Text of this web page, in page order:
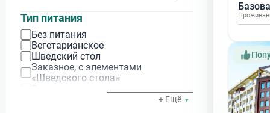
Серноводское
Адыгея
Красный Мост
Северная Осетия
Верхний Фиагдон
Рядом с курортным бульваром
Тип питания
Без питания
Вегетарианское
Шведский стол
Заказное, с элементами
«Шведского стола»
+ Ещё